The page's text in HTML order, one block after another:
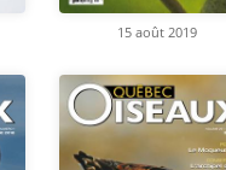
15 août 2019